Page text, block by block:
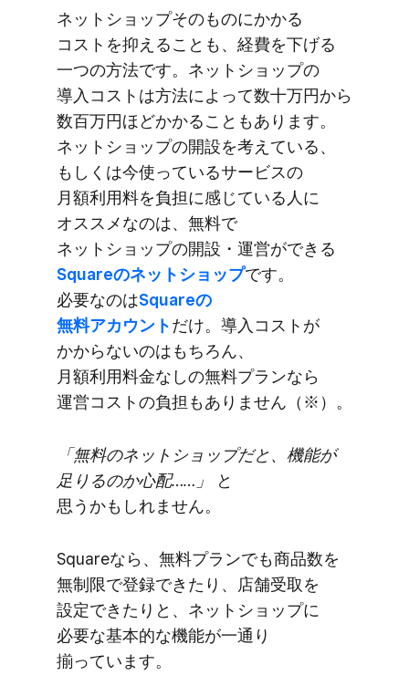
ネットショップその​ものに​かかる​
コストを​抑える​ことも、​経費を​下げる​
一つの​方法です。​ネットショップの​
導入コストは​方法に​よって​数十万円から​
数百万円ほどかかる​こともあります。​
ネットショップの​開設を​考えている、​
もしくは​今​使っている​サービスの​
月額利用料を​負担に​感じている​人に​
オススメなのは、​無料で​
ネットショップの​開設・運営が​できる
Squareの​ネットショップです。​
必要なのは​Squareの​
無料アカウントだけ。​導入コストが​
かからないのは​もちろん、​
月額利用料金なしの​無料プランなら​
運営コストの​負担も​ありません​（※）。
「無料の​ネットショップだと、​機能が​
足りるのか心配……」
と​
思うかもしれません。
Squareなら、​無料プランでも​商品数を​
無制限で​登録できたり、​店舗受取を​
設定できたりと、​ネットショップに​
必要な​基本的な​機能が​一通り​
揃っています。